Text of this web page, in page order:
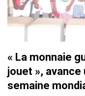
« La monnaie
jouet », avance
semaine